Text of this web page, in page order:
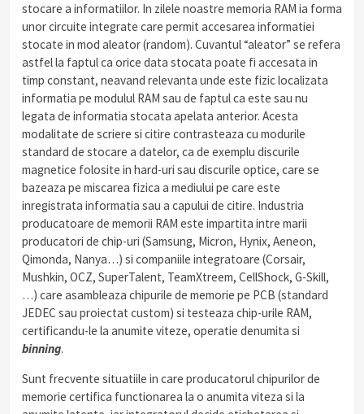
stocare a informatiilor. In zilele noastre memoria RAM ia forma
unor circuite integrate care permit accesarea informatiei
stocate in mod aleator (random). Cuvantul “aleator” se refera
astfel la faptul ca orice data stocata poate fi accesata in
timp constant, neavand relevanta unde este fizic localizata
informatia pe modulul RAM sau de faptul ca este sau nu
legata de informatia stocata apelata anterior. Acesta
modalitate de scriere si citire contrasteaza cu modurile
standard de stocare a datelor, ca de exemplu discurile
magnetice folosite in hard-uri sau discurile optice, care se
bazeaza pe miscarea fizica a mediului pe care este
inregistrata informatia sau a capului de citire. Industria
producatoare de memorii RAM este impartita intre marii
producatori de chip-uri (Samsung, Micron, Hynix, Aeneon,
Qimonda, Nanya…) si companiile integratoare (Corsair,
Mushkin, OCZ, SuperTalent, TeamXtreem, CellShock, G-Skill,
…) care asambleaza chipurile de memorie pe PCB (standard
JEDEC sau proiectat custom) si testeaza chip-urile RAM,
certificandu-le la anumite viteze, operatie denumita si
binning.
Sunt frecvente situatiile in care producatorul chipurilor de
memorie certifica functionarea la o anumita viteza si la